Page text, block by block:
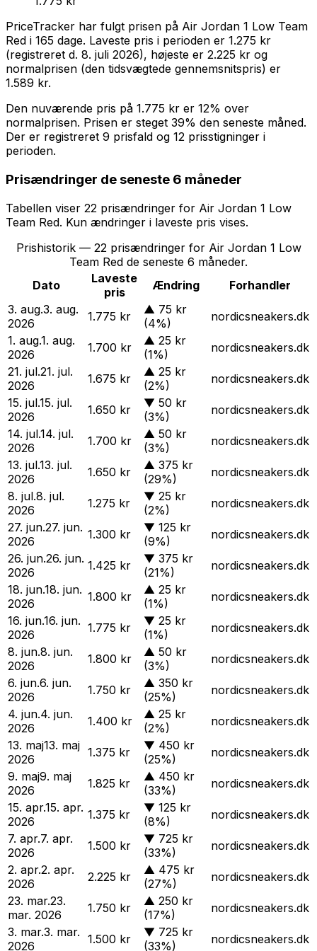
PriceTracker har fulgt prisen på Air Jordan 1 Low Team
Red i 165 dage. Laveste pris i perioden er 1.275 kr
(registreret d. 8. juli 2026), højeste er 2.225 kr og
normalprisen (den tidsvægtede gennemsnitspris) er
1.589 kr.
Den nuværende pris på 1.775 kr er 12% over
normalprisen. Prisen er steget 39% den seneste måned.
Der er registreret 9 prisfald og 12 prisstigninger i
perioden.
Prisændringer de seneste 6 måneder
Tabellen viser 22 prisændringer for Air Jordan 1 Low
Team Red. Kun ændringer i laveste pris vises.
Prishistorik — 22 prisændringer for Air Jordan 1 Low
Team Red de seneste 6 måneder.
Dato
Laveste
pris
Ændring
Forhandler
3. aug.3. aug.
2026
1.775 kr ▲ 75 kr
(4%)
nordicsneakers.dk
1. aug.1. aug.
2026
1.700 kr ▲ 25 kr
(1%)
nordicsneakers.dk
21. jul.21. jul.
2026
1.675 kr ▲ 25 kr
(2%)
nordicsneakers.dk
15. jul.15. jul.
2026
1.650 kr ▼ 50 kr
(3%)
nordicsneakers.dk
14. jul.14. jul.
2026
1.700 kr ▲ 50 kr
(3%)
nordicsneakers.dk
13. jul.13. jul.
2026
1.650 kr ▲ 375 kr
(29%)
nordicsneakers.dk
8. jul.8. jul.
2026
1.275 kr ▼ 25 kr
(2%)
nordicsneakers.dk
27. jun.27. jun.
2026
1.300 kr ▼ 125 kr
(9%)
nordicsneakers.dk
26. jun.26. jun.
2026
1.425 kr ▼ 375 kr
(21%)
nordicsneakers.dk
18. jun.18. jun.
2026
1.800 kr ▲ 25 kr
(1%)
nordicsneakers.dk
16. jun.16. jun.
2026
1.775 kr ▼ 25 kr
(1%)
nordicsneakers.dk
8. jun.8. jun.
2026
1.800 kr ▲ 50 kr
(3%)
nordicsneakers.dk
6. jun.6. jun.
2026
1.750 kr ▲ 350 kr
(25%)
nordicsneakers.dk
4. jun.4. jun.
2026
1.400 kr ▲ 25 kr
(2%)
nordicsneakers.dk
13. maj13. maj
2026
1.375 kr ▼ 450 kr
(25%)
nordicsneakers.dk
9. maj9. maj
2026
1.825 kr ▲ 450 kr
(33%)
nordicsneakers.dk
15. apr.15. apr.
2026
1.375 kr ▼ 125 kr
(8%)
nordicsneakers.dk
7. apr.7. apr.
2026
1.500 kr ▼ 725 kr
(33%)
nordicsneakers.dk
2. apr.2. apr.
2026
2.225 kr ▲ 475 kr
(27%)
nordicsneakers.dk
23. mar.23.
mar. 2026
1.750 kr ▲ 250 kr
(17%)
nordicsneakers.dk
3. mar.3. mar.
2026
1.500 kr ▼ 725 kr
(33%)
nordicsneakers.dk